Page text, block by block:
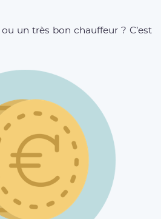
un très bon chauffeur ? C’est